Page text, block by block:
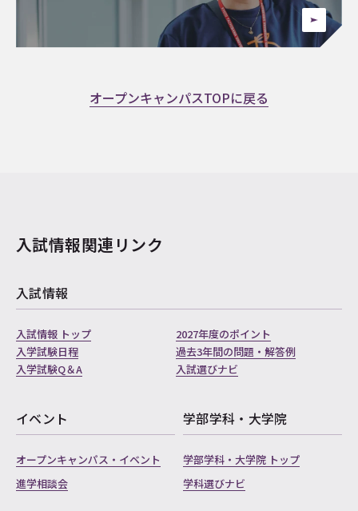
オープンキャンパスTOPに戻る
入試情報関連リンク
入試情報
入試情報 トップ
2027年度のポイント
入学試験日程
過去3年間の問題・解答例
入学試験Q＆A
入試選びナビ
イベント
オープンキャンパス・イベント
進学相談会
学部学科・大学院
学部学科・大学院 トップ
学科選びナビ